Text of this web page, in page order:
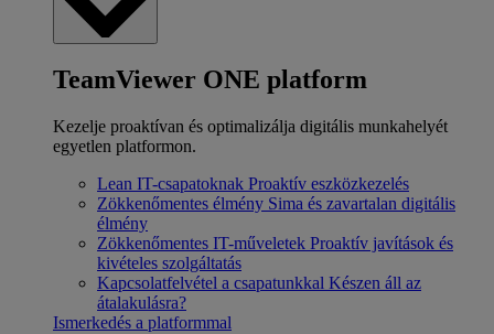
TeamViewer ONE platform
Kezelje proaktívan és optimalizálja digitális munkahelyét
egyetlen platformon.
Lean IT-csapatoknak Proaktív eszközkezelés
Zökkenőmentes élmény Sima és zavartalan digitális
élmény
Zökkenőmentes IT-műveletek Proaktív javítások és
kivételes szolgáltatás
Kapcsolatfelvétel a csapatunkkal Készen áll az
átalakulásra?
Ismerkedés a platformmal